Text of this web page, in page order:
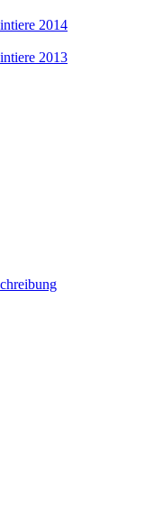
2014
2013